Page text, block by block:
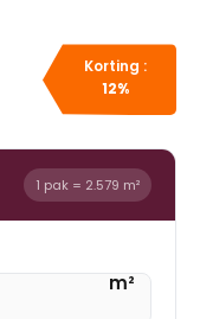
Korting :
12%
1 pak = 2.579 m²
m²